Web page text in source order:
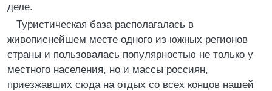
деле.
Туристическая база располагалась в
живописнейшем месте одного из южных регионов
страны и пользовалась популярностью не только у
местного населения, но и массы россиян,
приезжавших сюда на отдых со всех концов нашей